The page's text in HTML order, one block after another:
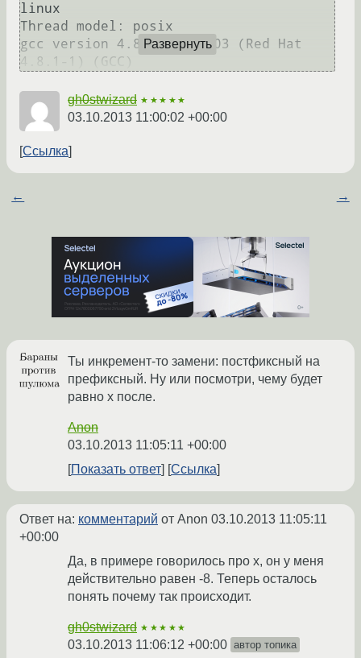
linux
Thread model: posix
gcc version 4.8.1 20130603 (Red Hat
Развернуть
gh0stwizard ★★★★★
03.10.2013 11:00:02 +00:00
Ссылка
← →
Ты инкремент-то замени: постфиксный на
префиксный. Ну или посмотри, чему будет
равно x после.
Anon
03.10.2013 11:05:11 +00:00
Показать ответ
Ссылка
Ответ на: комментарий от Anon 03.10.2013 11:05:11
+00:00
Да, в примере говорилось про x, он у меня
действительно равен -8. Теперь осталось
понять почему так происходит.
gh0stwizard ★★★★★
03.10.2013 11:06:12 +00:00 автор топика